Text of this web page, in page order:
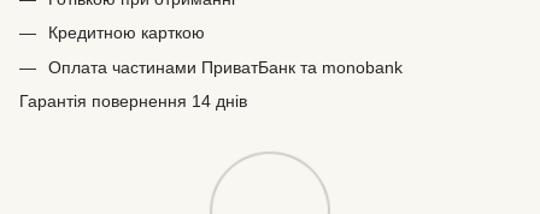
Кредитною карткою
Оплата частинами ПриватБанк та monobank
Гарантія повернення 14 днів